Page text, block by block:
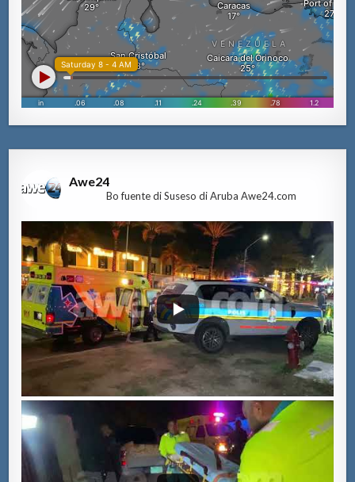
Awe24
Bo fuente di Suseso di Aruba Awe24.com